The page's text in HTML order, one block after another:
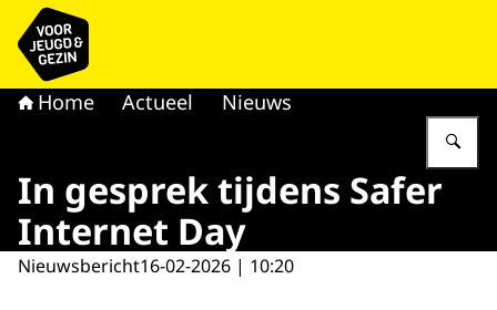
Naar de homepage van voor Jeugd & Gezin
Home Actueel Nieuws
In gesprek tijdens Safer
Internet Day
Nieuwsbericht16-02-2026 | 10:20